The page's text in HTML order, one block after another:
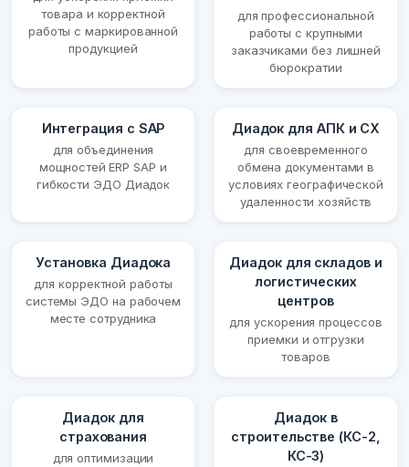
товара и корректной
работы с маркированной
продукцией
для профессиональной
работы с крупными
заказчиками без лишней
бюрократии
Интеграция с SAP
для объединения
мощностей ERP SAP и
гибкости ЭДО Диадок
Диадок для АПК и СХ
для своевременного
обмена документами в
условиях географической
удаленности хозяйств
Установка Диадока
для корректной работы
системы ЭДО на рабочем
месте сотрудника
Диадок для складов и
логистических
центров
для ускорения процессов
приемки и отгрузки
товаров
Диадок для
страхования
для оптимизации
Диадок в
строительстве (КС-2,
КС-3)